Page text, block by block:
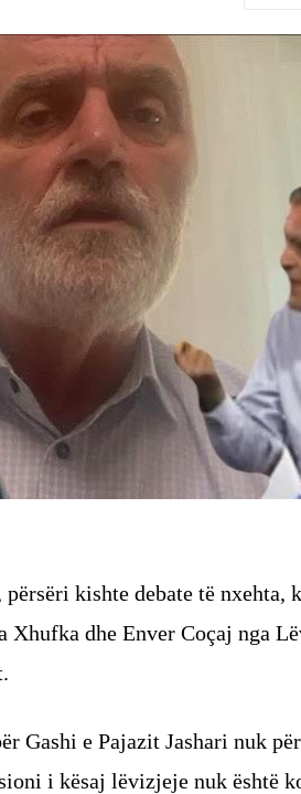
kishte debate të nxehta,
dhe Enver Coçaj nga
Gashi e Pajazit Jashari nuk
i kësaj lëvizjeje nuk është